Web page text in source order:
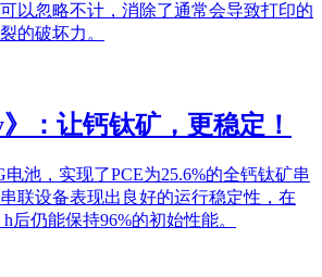
以忽略不计，消除了通常会导致打印的
的破坏力。
》：让钙钛矿，更稳定！
池，实现了PCE为25.6%的全钙钛矿串
联设备表现出良好的运行稳定性，在
后仍能保持96%的初始性能。